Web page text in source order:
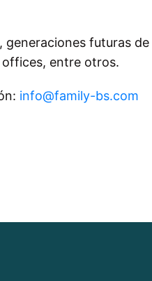
futuras de
entre otros.
info@family-bs.com